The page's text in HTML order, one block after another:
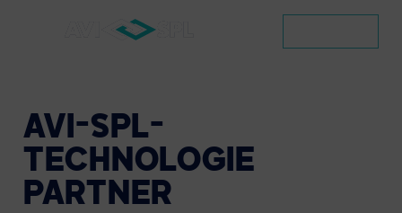
AVI-SPL-
TECHNOLOGIE
PARTNER